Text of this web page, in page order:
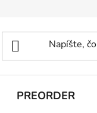
PREORDER